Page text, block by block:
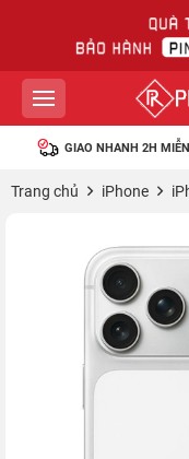
GIAO NHANH 2H
Trang chủ iPhone